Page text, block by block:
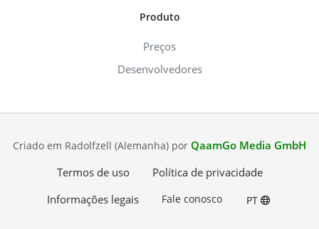
Produto
Preços
Desenvolvedores
Criado em Radolfzell (Alemanha) por QaamGo Media GmbH
Termos de uso
Política de privacidade
Informações legais
Fale conosco PT